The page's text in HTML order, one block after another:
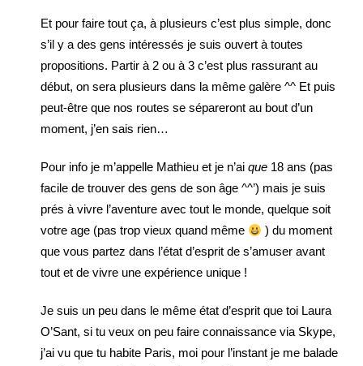
Et pour faire tout ça, à plusieurs c’est plus simple, donc
s’il y a des gens intéressés je suis ouvert à toutes
propositions. Partir à 2 ou à 3 c’est plus rassurant au
début, on sera plusieurs dans la même galère ^^ Et puis
peut-être que nos routes se sépareront au bout d’un
moment, j’en sais rien…
Pour info je m’appelle Mathieu et je n’ai que 18 ans (pas
facile de trouver des gens de son âge ^^’) mais je suis
prés à vivre l’aventure avec tout le monde, quelque soit
votre age (pas trop vieux quand même
) du moment
que vous partez dans l’état d’esprit de s’amuser avant
tout et de vivre une expérience unique !
Je suis un peu dans le même état d’esprit que toi Laura
O’Sant, si tu veux on peu faire connaissance via Skype,
j’ai vu que tu habite Paris, moi pour l’instant je me balade